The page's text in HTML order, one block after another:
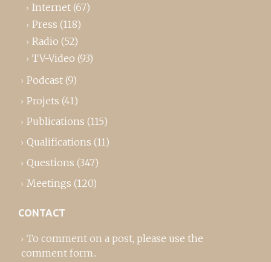
Internet (67)
Press (118)
Radio (52)
TV-Video (93)
Podcast (9)
Projets (41)
Publications (115)
Qualifications (11)
Questions (347)
Meetings (120)
CONTACT
To comment on a post, please use the
comment form..